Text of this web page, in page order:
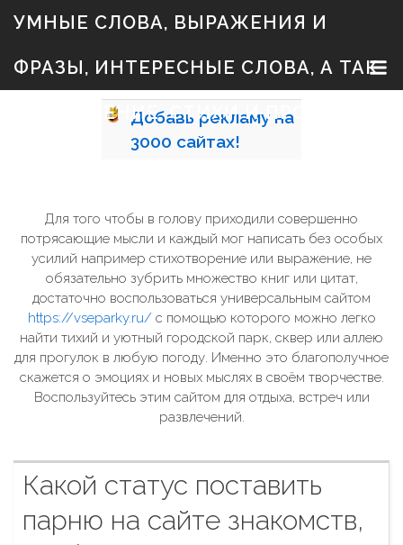
УМНЫЕ СЛОВА, ВЫРАЖЕНИЯ И
ФРАЗЫ, ИНТЕРЕСНЫЕ СЛОВА, А ТАК
ЖЕ ЗНАЧЕНИЕ, СТИХИ И ПРОЗА
k
t
o
Добавь рекламу на
3000 сайтах!
Для того чтобы в голову приходили совершенно
потрясающие мысли и каждый мог написать без особых
усилий например стихотворение или выражение, не
обязательно зубрить множество книг или цитат,
достаточно воспользоваться универсальным сайтом
https://vseparky.ru/ с помощью которого можно легко
найти тихий и уютный городской парк, сквер или аллею
для прогулок в любую погоду. Именно это благополучное
скажется о эмоциях и новых мыслях в своём творчестве.
Воспользуйтесь этим сайтом для отдыха, встреч или
развлечений.
Какой статус поставить
парню на сайте знакомств,